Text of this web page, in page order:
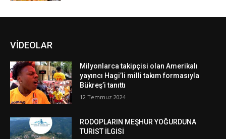
VİDEOLAR
Milyonlarca takipçisi olan Amerikalı
yayıncı Hagi’li milli takım formasıyla
Bükreş’i tanıttı
12 Temmuz 2024
RODOPLARIN MEŞHUR YOĞURDUNA
TURİST İLGİSİ